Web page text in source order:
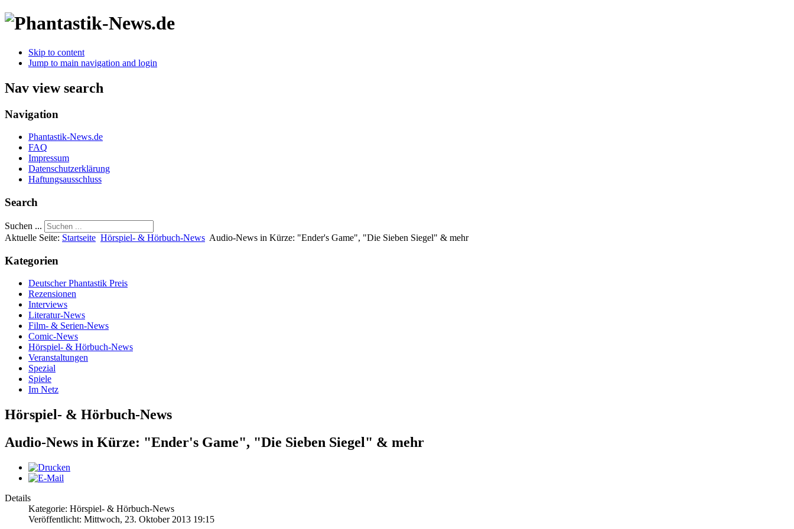
Skip to content
Jump to main navigation and login
Nav view search
Navigation
Phantastik-News.de
FAQ
Impressum
Datenschutzerklärung
Haftungsausschluss
Search
Suchen ...
Aktuelle Seite: Startseite Hörspiel- & Hörbuch-News Audio-News in Kürze: "Ender's Game", "Die Sieben Siegel" & mehr
Kategorien
Deutscher Phantastik Preis
Rezensionen
Interviews
Literatur-News
Film- & Serien-News
Comic-News
Hörspiel- & Hörbuch-News
Veranstaltungen
Spezial
Spiele
Im Netz
Hörspiel- & Hörbuch-News
Audio-News in Kürze: "Ender's Game", "Die Sieben Siegel" & mehr
Details
Kategorie: Hörspiel- & Hörbuch-News
Veröffentlicht: Mittwoch, 23. Oktober 2013 19:15